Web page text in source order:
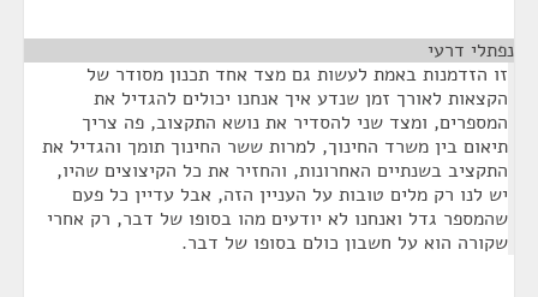
נפתלי דרעי
זו הזדמנות באמת לעשות גם מצד אחד תכנון מסודר של
הקצאות לאורך זמן שנדע איך אנחנו יכולים להגדיל את
המספרים, ומצד שני להסדיר את נושא התקצוב, פה צריך
תיאום בין משרד החינוך, למרות ששר החינוך תומך והגדיל את
התקציב בשנתיים האחרונות, והחזיר את כל הקיצוצים שהיו,
יש לנו רק מלים טובות על העניין הזה, אבל עדיין כל פעם
שהמספר גדל ואנחנו לא יודעים מהו בסופו של דבר, רק אחרי
שקורה הוא על חשבון כולם בסופו של דבר.